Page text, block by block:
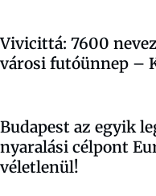
Vivicittá: 7600
városi futóünnep –
Budapest az egyik
nyaralási célpont
véletlenül!